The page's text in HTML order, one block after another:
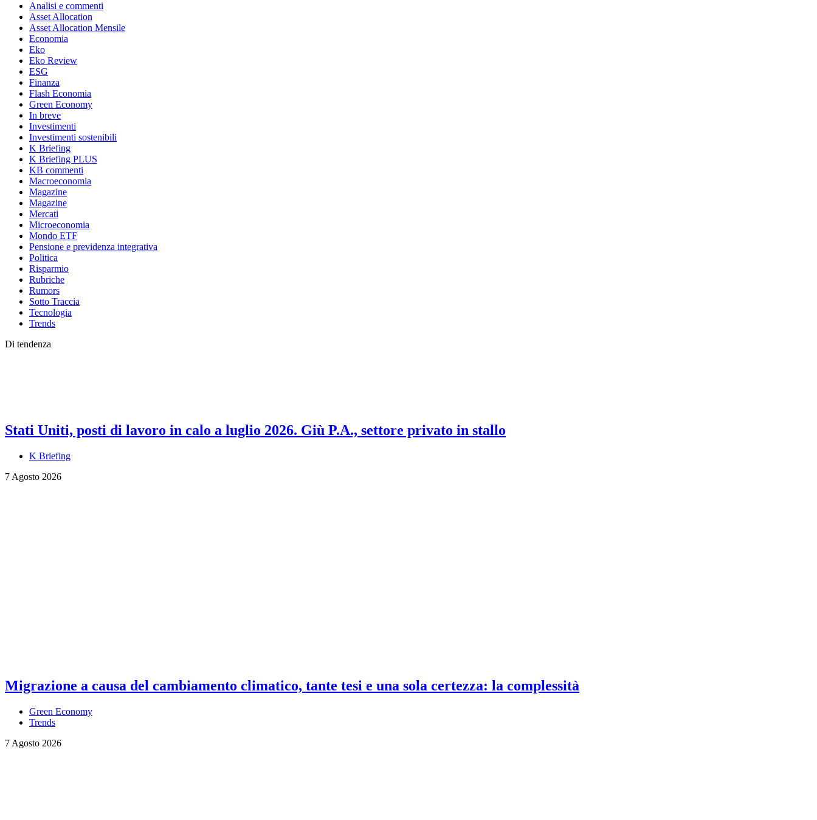
Analisi e commenti
Asset Allocation
Asset Allocation Mensile
Economia
Eko
Eko Review
ESG
Finanza
Flash Economia
Green Economy
In breve
Investimenti
Investimenti sostenibili
K Briefing
K Briefing PLUS
KB commenti
Macroeconomia
Magazine
Magazine
Mercati
Microeconomia
Mondo ETF
Pensione e previdenza integrativa
Politica
Risparmio
Rubriche
Rumors
Sotto Traccia
Tecnologia
Trends
Di tendenza
Stati Uniti, posti di lavoro in calo a luglio 2026. Giù P.A., settore privato in stallo
K Briefing
7 Agosto 2026
Migrazione a causa del cambiamento climatico, tante tesi e una sola certezza: la complessità
Green Economy
Trends
7 Agosto 2026